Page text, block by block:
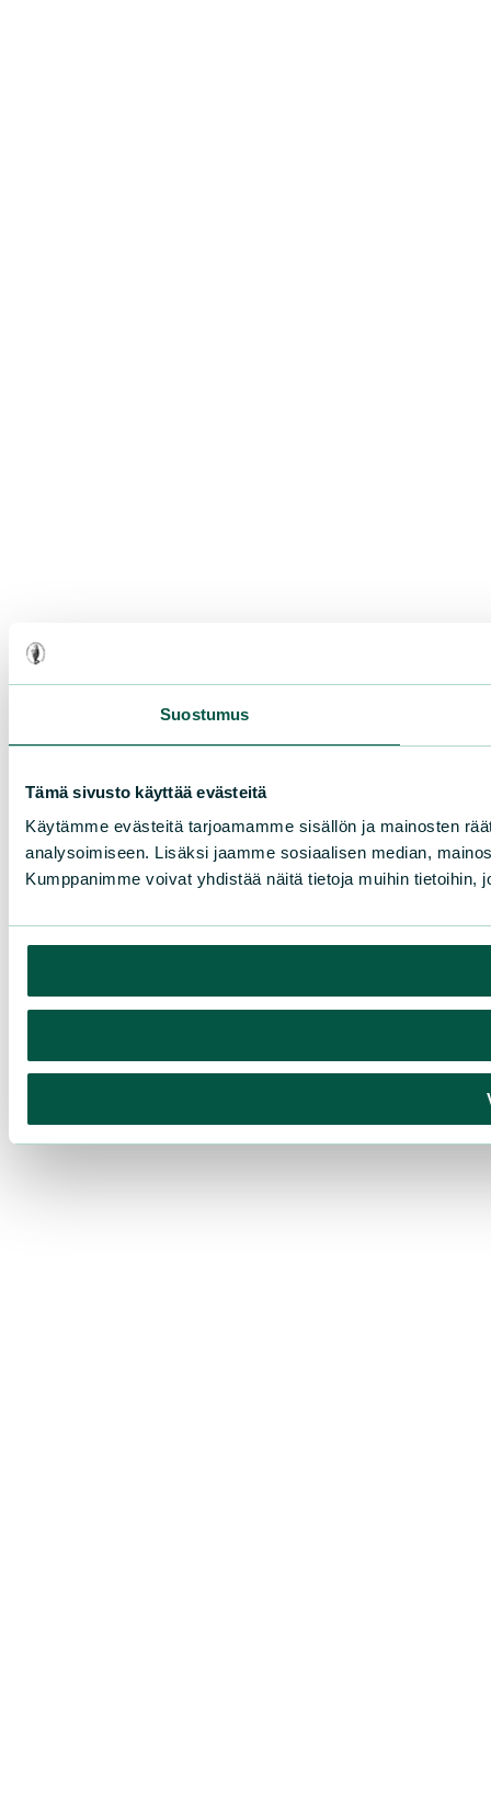
Suostumus
Tämä sivusto käyttää evästeitä
Käytämme evästeitä tarjoamamme sisällön ja mainosten
analysoimiseen. Lisäksi jaamme sosiaalisen median,
Kumppanimme voivat yhdistää näitä tietoja muihin tietoihin,